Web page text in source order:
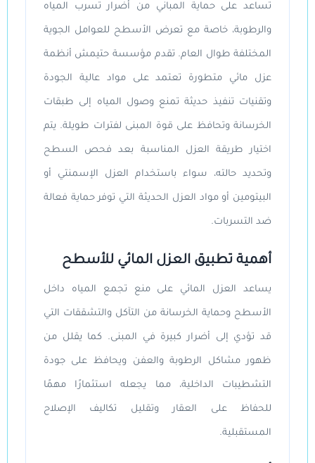
تساعد على حماية المباني من أضرار تسرب المياه
والرطوبة، خاصة مع تعرض الأسطح للعوامل الجوية
المختلفة طوال العام. تقدم مؤسسة حتيمش أنظمة
عزل مائي متطورة تعتمد على مواد عالية الجودة
وتقنيات تنفيذ حديثة تمنع وصول المياه إلى طبقات
الخرسانة وتحافظ على قوة المبنى لفترات طويلة. يتم
اختيار طريقة العزل المناسبة بعد فحص السطح
وتحديد حالته، سواء باستخدام العزل الإسمنتي أو
البيتومين أو مواد العزل الحديثة التي توفر حماية فعالة
ضد التسربات.
أهمية تطبيق العزل المائي للأسطح
يساعد العزل المائي على منع تجمع المياه داخل
الأسطح وحماية الخرسانة من التآكل والتشققات التي
قد تؤدي إلى أضرار كبيرة في المبنى. كما يقلل من
ظهور مشاكل الرطوبة والعفن ويحافظ على جودة
التشطيبات الداخلية، مما يجعله استثمارًا مهمًا
للحفاظ على العقار وتقليل تكاليف الإصلاح
المستقبلية.